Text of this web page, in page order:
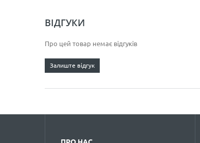
ВІДГУКИ
Про цей товар немає відгуків
Залиште відгук